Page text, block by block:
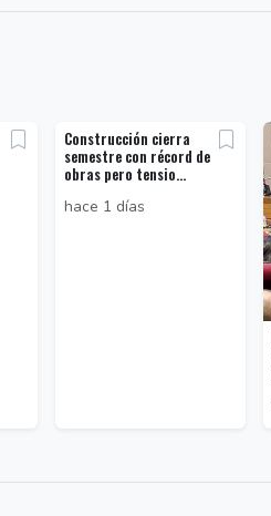
Construcción cierra
semestre con récord de
obras pero tensio...
hace 1 días